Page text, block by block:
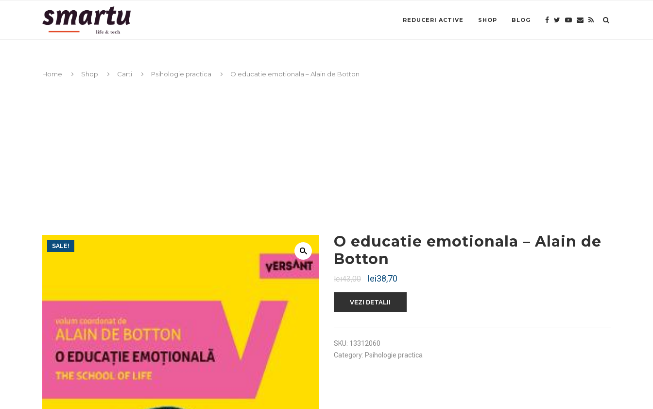
REDUCERI ACTIVE SHOP BLOG
Home Shop Carti Psihologie practica O educatie emotionala – Alain de Botton
SALE!
O educatie emotionala – Alain de
Botton
lei43,00 lei38,70
VEZI DETALII
SKU: 13312060
Category: Psihologie practica